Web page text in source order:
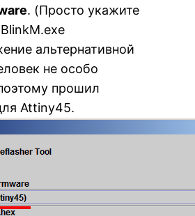
. (Просто укажите
альтернативной
не особо
прошил
Attiny45.